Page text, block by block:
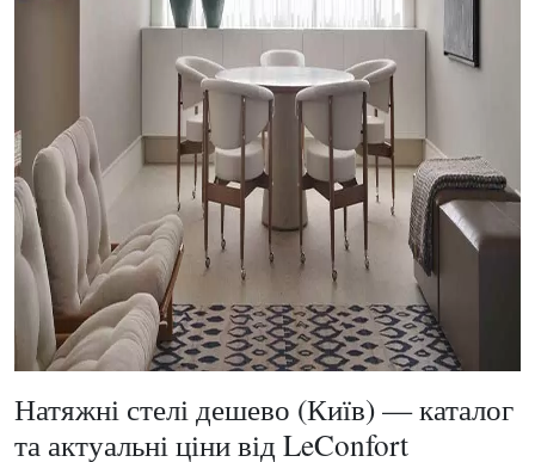
Натяжні стелі дешево (Київ) — каталог
та актуальні ціни від LeConfort